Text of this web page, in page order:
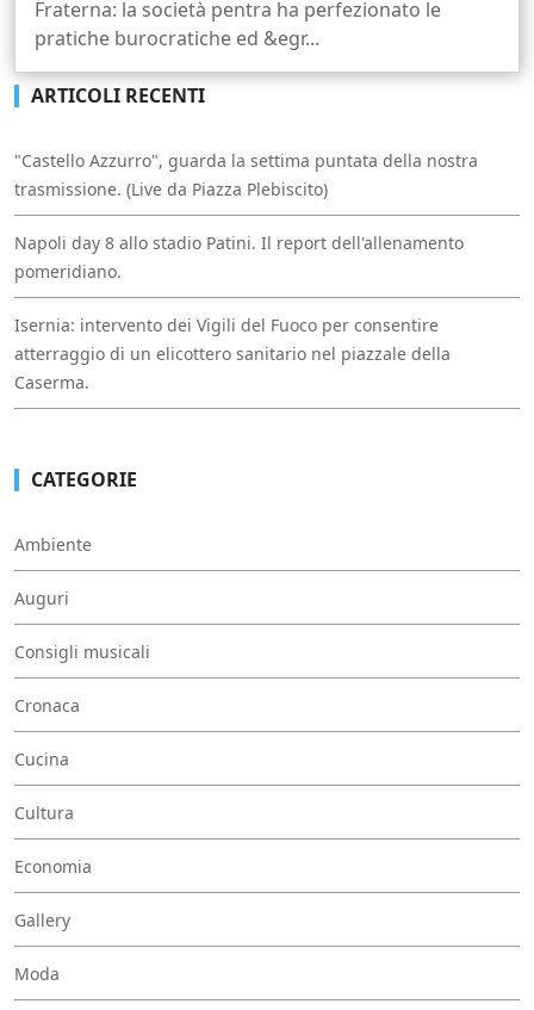
Fraterna: la società pentra ha perfezionato le
pratiche burocratiche ed &egr...
ARTICOLI RECENTI
"Castello Azzurro", guarda la settima puntata della nostra
trasmissione. (Live da Piazza Plebiscito)
Napoli day 8 allo stadio Patini. Il report dell'allenamento
pomeridiano.
Isernia: intervento dei Vigili del Fuoco per consentire
atterraggio di un elicottero sanitario nel piazzale della
Caserma.
CATEGORIE
Ambiente
Auguri
Consigli musicali
Cronaca
Cucina
Cultura
Economia
Gallery
Moda